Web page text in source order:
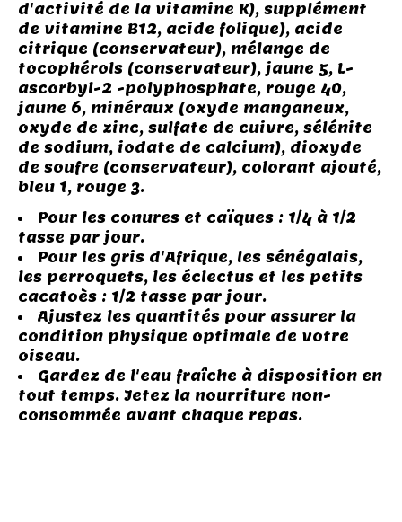
d'activité de la vitamine K), supplément
de vitamine B12, acide folique), acide
citrique (conservateur), mélange de
tocophérols (conservateur), jaune 5, L-
ascorbyl-2 -polyphosphate, rouge 40,
jaune 6, minéraux (oxyde manganeux,
oxyde de zinc, sulfate de cuivre, sélénite
de sodium, iodate de calcium), dioxyde
de soufre (conservateur), colorant ajouté,
bleu 1, rouge 3.
Pour les conures et caïques : 1/4 à 1/2
tasse par jour.
Pour les gris d'Afrique, les sénégalais,
les perroquets, les éclectus et les petits
cacatoès : 1/2 tasse par jour.
Ajustez les quantités pour assurer la
condition physique optimale de votre
oiseau.
Gardez de l'eau fraîche à disposition en
tout temps. Jetez la nourriture non-
consommée avant chaque repas.